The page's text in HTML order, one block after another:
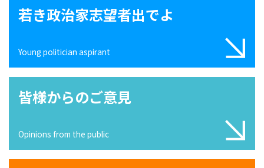
若き政治家志望者出でよ
Young politician aspirant
皆様からのご意見
Opinions from the public